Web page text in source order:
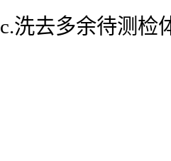
c.洗去多余待测检